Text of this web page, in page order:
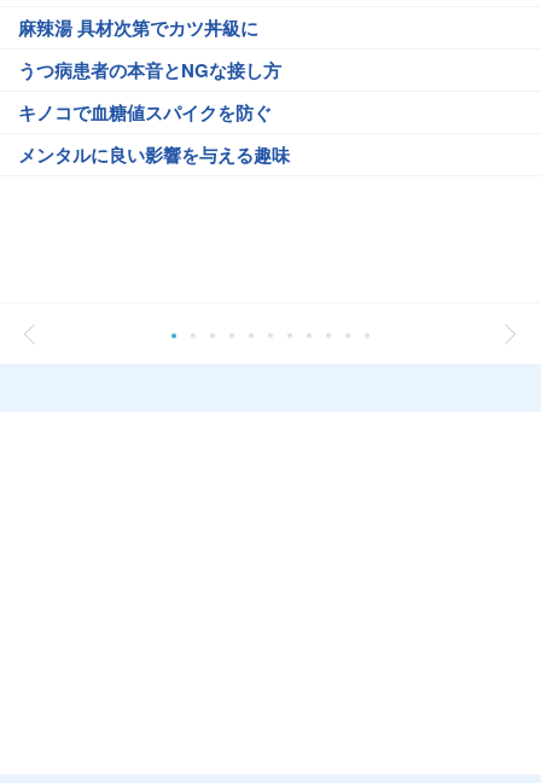
麻辣湯 具材次第でカツ丼級に
うつ病患者の本音とNGな接し方
キノコで血糖値スパイクを防ぐ
メンタルに良い影響を与える趣味